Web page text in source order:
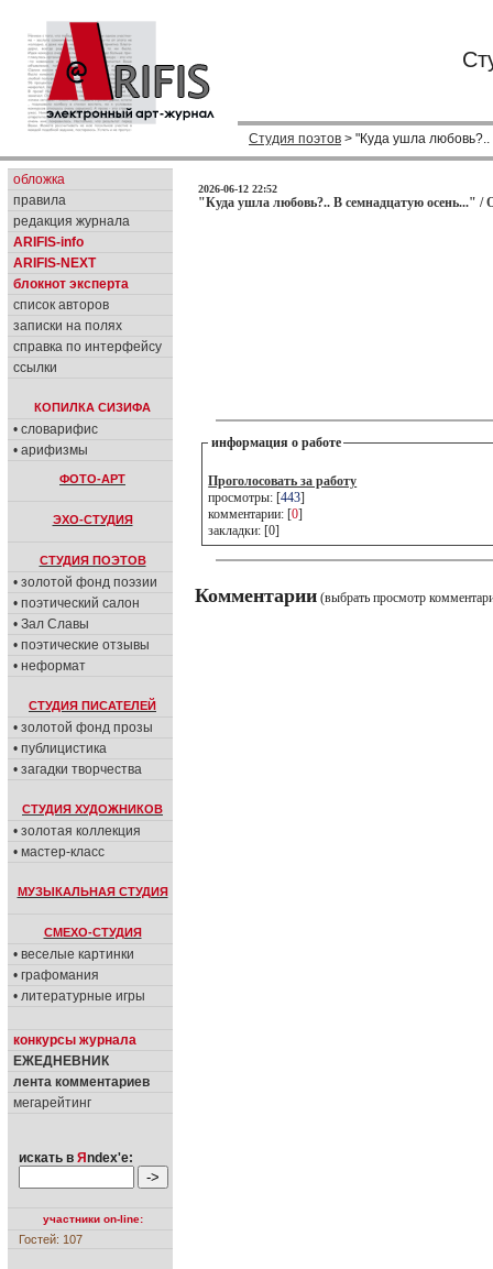
Студия поэтов > "Куда ушла
обложка
правила
редакция журнала
ARIFIS-info
ARIFIS-NEXT
блокнот эксперта
список авторов
записки на полях
справка по интерфейсу
ссылки
КОПИЛКА СИЗИФА
• словарифис
• арифизмы
ФОТО-АРТ
ЭХО-СТУДИЯ
СТУДИЯ ПОЭТОВ
• золотой фонд поэзии
• поэтический салон
• Зал Славы
• поэтические отзывы
• неформат
СТУДИЯ ПИСАТЕЛЕЙ
• золотой фонд прозы
• публицистика
• загадки творчества
СТУДИЯ ХУДОЖНИКОВ
• золотая коллекция
• мастер-класс
МУЗЫКАЛЬНАЯ СТУДИЯ
СМЕХО-СТУДИЯ
• веселые картинки
• графомания
• литературные игры
конкурсы журнала
ЕЖЕДНЕВНИК
лента комментариев
мегарейтинг
искать в Я ndex'е:
участники on-line:
Гостей: 107
2026-06-12 22:52
"Куда ушла любовь?.. В семнадцатую осень..." /
информация о работе
Проголосовать за работу
просмотры: [443]
комментарии: [0]
закладки: [0]
Комментарии (выбрать просмотр